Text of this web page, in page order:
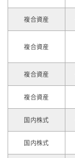
複合資産
複合資産
複合資産
複合資産
国内株式
国内株式